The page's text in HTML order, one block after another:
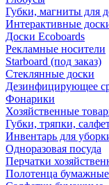
Губки, магниты для
Интерактивные
Доски Ecoboards
Рекламные носители
Starboard (под заказ)
Стеклянные доски
Дезинфицирующее
Фонарики
Хозяйственные
Губки, тряпки,
Инвентарь для
Одноразовая посуда
Перчатки
Полотенца бумажные